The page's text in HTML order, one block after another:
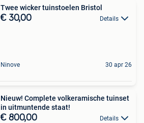
Twee wicker tuinstoelen Bristol
€ 30,00 Details
Ninove 30 apr 26
Nieuw! Complete volkeramische tuinset
in uitmuntende staat!
€ 800,00 Details